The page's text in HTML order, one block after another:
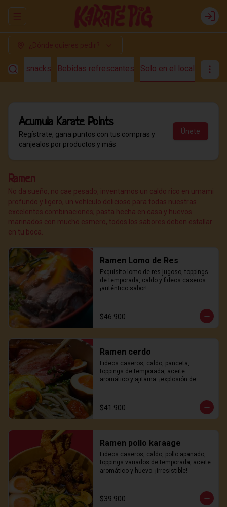
Abrir menu de navegación Login
¿Dónde quieres pedir?
Fast snacks Bebidas refrescantes Solo en el local
Acumula Karate Points
Regístrate, gana puntos con tus compras y
canjealos por productos y más
Únete
Ramen
No da sueño, no cae pesado, inventamos un caldo rico en umami
profundo y ligero, un vehículo delicioso para todas nuestras
excelentes combinaciones; pasta hecha en casa y huevos
marinados con mucho esmero, todos los sabores deben estallar
en tu boca.
Ramen Lomo de Res
Exquisito lomo de res jugoso, toppings
de temporada, caldo y fideos caseros.
¡auténtico sabor!
$46.900
Ramen cerdo
Fideos caseros, caldo, panceta,
toppings de temporada, aceite
aromático y ajitama. ¡explosión de
$41.900
Ramen pollo karaage
Fideos caseros, caldo, pollo apanado,
toppings variados de temporada, aceite
aromático y huevo. ¡irresistible!
$39.900